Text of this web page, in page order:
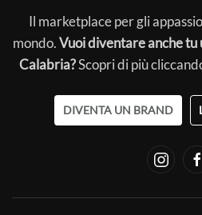
Il marketplace per gli
mondo.Vuoi diventare anche
Calabria?Scopri di più
DIVENTA UN BRAND